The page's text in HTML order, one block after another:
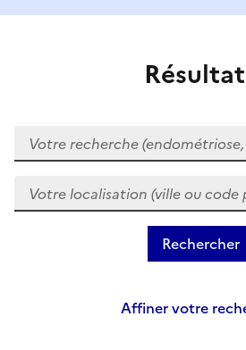
Votre recherche (endométriose,
Votre localisation (ville ou code
Affiner votre